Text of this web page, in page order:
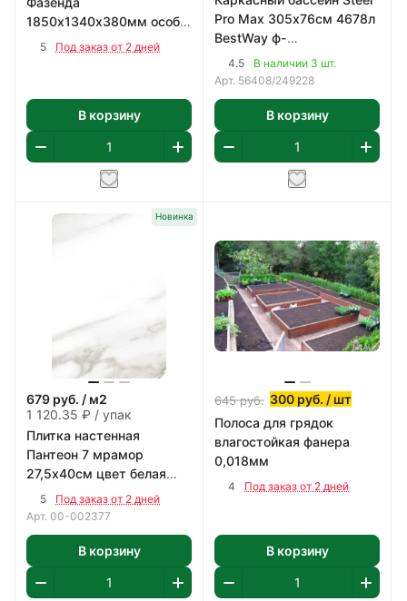
1850х1340х380мм особо
прочная котловая сталь
5 Под заказ от 2 дней
В корзину
Pro Max 305х76см 4678л
BestWay ф-
насос,картридж 58093
арт 56408
4.5
В наличии 3 шт.
Арт. 56408/249228
В корзину
Новинка
679 руб. / м2
1 120.35 ₽ / упак
Плитка настенная
Пантеон 7 мрамор
27,5х40см цвет белая
1,65 м2/уп
5
Под заказ от 2 дней
Арт. 00-002377
В корзину
645руб. 300 руб. / шт
Полоса для грядок
влагостойкая фанера
0,018мм
4 Под заказ от 2 дней
В корзину